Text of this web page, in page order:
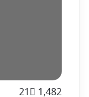
21 1,482